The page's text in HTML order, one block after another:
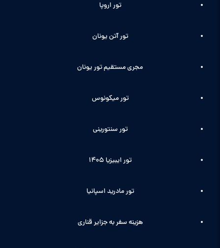
تور اروپا
تور آتن یونان
مجری مستقیم تور یونان
تور میکونوس
تور سنتورینی
تور ایبیزیا 1405
تور مادرید اسپانیا
هزینه سفر به جزایر قناری